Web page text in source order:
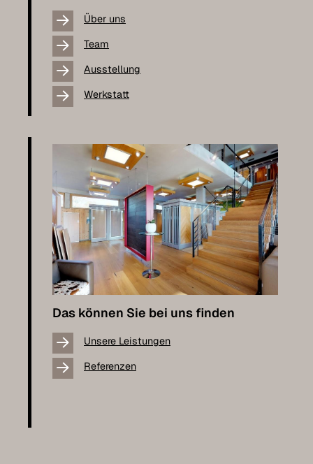
Über uns
Team
Ausstellung
Werkstatt
Das können Sie bei uns finden
Unsere Leistungen
Referenzen